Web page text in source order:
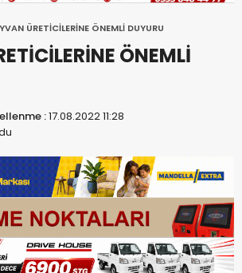
ÜRETİCİLERİNE ÖNEMLİ DUYURU
ÖNEMLİ
:17.08.2022 11:28